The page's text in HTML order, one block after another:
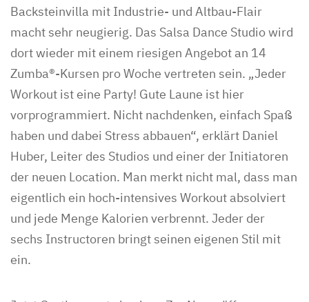
Backsteinvilla mit Industrie- und Altbau-Flair
macht sehr neugierig. Das Salsa Dance Studio wird
dort wieder mit einem riesigen Angebot an 14
Zumba®-Kursen pro Woche vertreten sein. „Jeder
Workout ist eine Party! Gute Laune ist hier
vorprogrammiert. Nicht nachdenken, einfach Spaß
haben und dabei Stress abbauen“, erklärt Daniel
Huber, Leiter des Studios und einer der Initiatoren
der neuen Location. Man merkt nicht mal, dass man
eigentlich ein hoch-intensives Workout absolviert
und jede Menge Kalorien verbrennt. Jeder der
sechs Instructoren bringt seinen eigenen Stil mit
ein.